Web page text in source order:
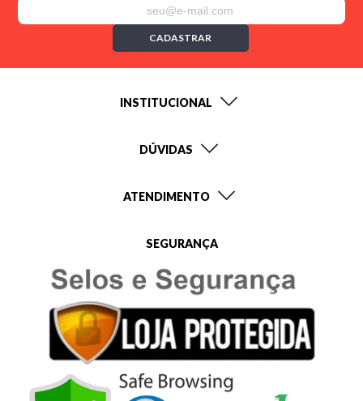
CADASTRAR
INSTITUCIONAL
DÚVIDAS
ATENDIMENTO
SEGURANÇA